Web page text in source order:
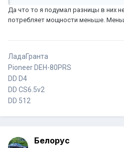
Да что то я подумал разницы в них
потребляет мощности меньше.
ЛадаГранта
Pioneer DEH-80PRS
DD D4
DD CS6.5v2
DD 512
Белорус